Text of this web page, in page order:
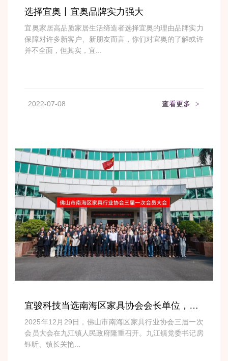
选择宜奥丨宜奥品牌实力强大
宜奥家居高品质家居生活缔造者选择宜奥的理由品牌实力
保障对许多新客户、新朋友而言，你们对宜奥的了解或许
并不全面，但其实，宜...
2022-07-08 查看更多 >
宜骏科技当选南海区家具协会会长单位，引领行业共赴新征程
2025年12月29日，佛山市南海区家具行业协会三届一次
会员大会在九江镇人民政府隆重召开。九江镇党委书记房
钰昕、镇长关艳...